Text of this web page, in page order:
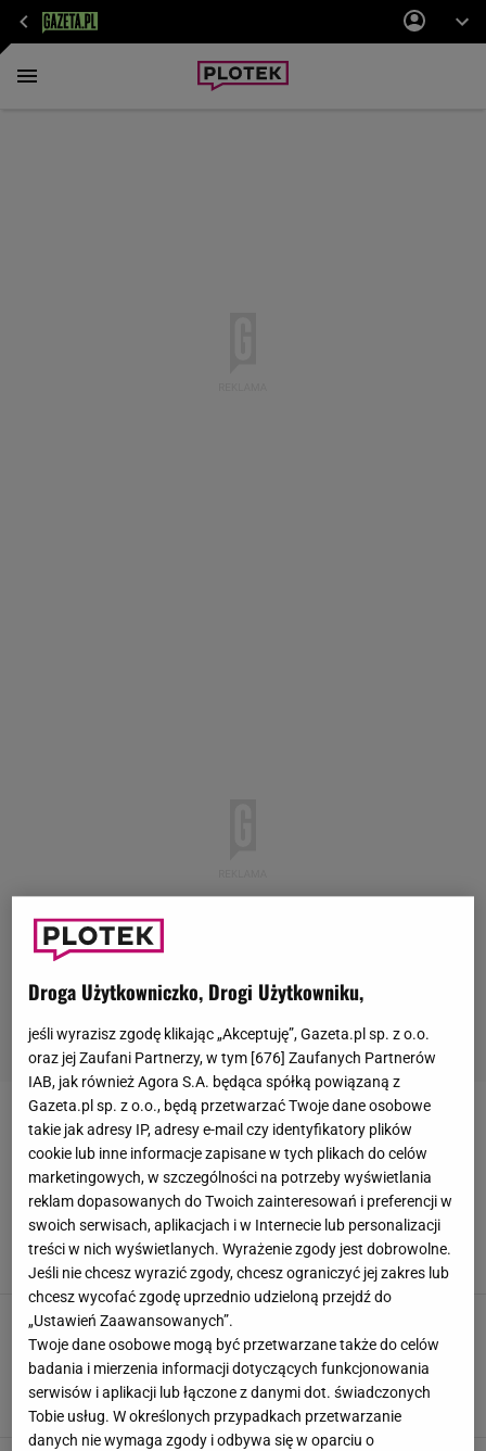
KLAPKI NA PLATFORMIE
Klasyczne klapki schowaj do szafy. Te w stylu
Barbary Kurdej-Szatan rządzą latem. Hitowy
trend wakacyjny
IP, W materiale zamieszczono linki i grafiki
reklamowe,8 SIERPNIA 2024, 12:27
Te klapki Ryłko znikają z półek w mgnieniu
oka. Ich cenę ucięto o 140 zł. Leciutkie i
mięciutkie niczym kapcie
IP, W materiale zamieszczono linki i grafiki
reklamowe, 6 SIERPNIA 2024, 12:55
Droga Użytkowniczko, Drogi Użytkowniku,
jeśli wyrazisz zgodę klikając „Akceptuję”, Gazeta.pl sp. z o.o.
oraz jej Zaufani Partnerzy, w tym [676] Zaufanych Partnerów
IAB, jak również Agora S.A. będąca spółką powiązaną z
Gazeta.pl sp. z o.o., będą przetwarzać Twoje dane osobowe
takie jak adresy IP, adresy e-mail czy identyfikatory plików
cookie lub inne informacje zapisane w tych plikach do celów
marketingowych, w szczególności na potrzeby wyświetlania
reklam dopasowanych do Twoich zainteresowań i preferencji w
swoich serwisach, aplikacjach i w Internecie lub personalizacji
treści w nich wyświetlanych. Wyrażenie zgody jest dobrowolne.
Jeśli nie chcesz wyrazić zgody, chcesz ograniczyć jej zakres lub
chcesz wycofać zgodę uprzednio udzieloną przejdź do
„Ustawień Zaawansowanych”.
Twoje dane osobowe mogą być przetwarzane także do celów
badania i mierzenia informacji dotyczących funkcjonowania
serwisów i aplikacji lub łączone z danymi dot. świadczonych
Tobie usług. W określonych przypadkach przetwarzanie
danych nie wymaga zgody i odbywa się w oparciu o